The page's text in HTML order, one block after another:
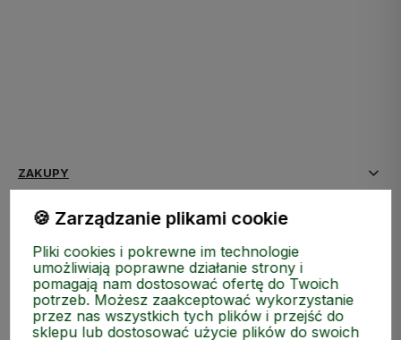
ZAKUPY
MEDIA SPOŁECZNOŚCIOWE
MOJE KONTO
INFORMACJE
🍪 Zarządzanie plikami cookie
Pliki cookies i pokrewne im technologie
umożliwiają poprawne działanie strony i
pomagają nam dostosować ofertę do Twoich
potrzeb. Możesz zaakceptować wykorzystanie
przez nas wszystkich tych plików i przejść do
sklepu lub dostosować użycie plików do swoich